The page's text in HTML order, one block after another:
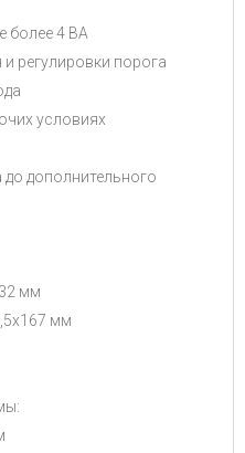
более 4 ВА
регулировки порога
условиях
дополнительного
мм
мм